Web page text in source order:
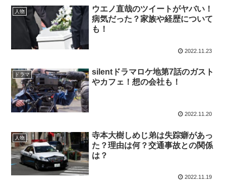
人物
ウエノ直哉のツイートがヤバい！
病気だった？家族や経歴について
も！
2022.11.23
ドラマ
silentドラマロケ地第7話のガスト
やカフェ！想の会社も！
2022.11.20
人物
寺本大樹しめじ弟は失踪癖があっ
た？理由は何？交通事故との関係
は？
2022.11.19